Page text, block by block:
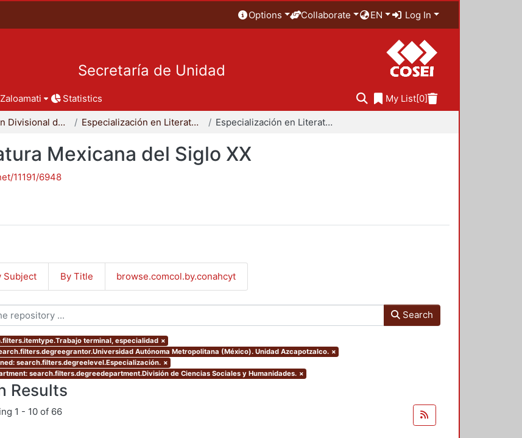
Options Collaborate EN Log In
Secretaría de Unidad
Statistics My List[0]
Coordinación Divisional de Posgrado Especialización en Literatura Mexicana del Siglo XX Especialización en Literatura Mexicana del Siglo XX
Mexicana del Siglo XX
11191/6948
Subject By Title browse.comcol.by.conahcyt
Search
terminal, especialidad ×
Autónoma Metropolitana (México). Unidad Azcapotzalco. ×
search.filters.degreelevel.Especialización. ×
search.filters.degreedepartment.División de Ciencias Sociales y Humanidades. ×
Results
1 - 10 of 66